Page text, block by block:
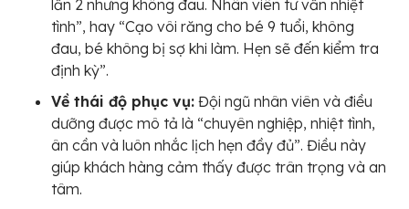
lần 2 nhưng không đau. Nhân viên tư vấn nhiệt
tình”, hay “Cạo vôi răng cho bé 9 tuổi, không
đau, bé không bị sợ khi làm. Hẹn sẽ đến kiểm tra
định kỳ”.
Về thái độ phục vụ: Đội ngũ nhân viên và điều
dưỡng được mô tả là “chuyên nghiệp, nhiệt tình,
ân cần và luôn nhắc lịch hẹn đầy đủ”. Điều này
giúp khách hàng cảm thấy được trân trọng và an
tâm.